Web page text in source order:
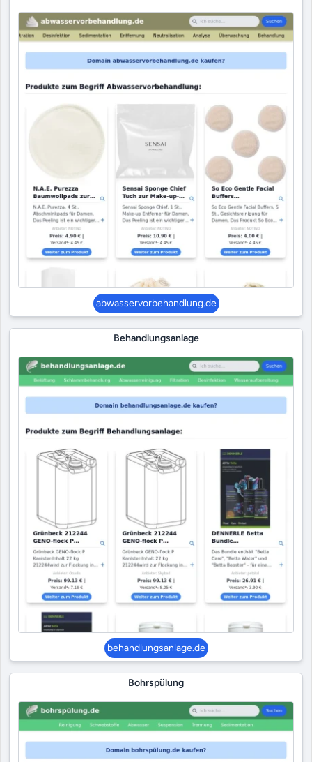
abwasservorbehandlung.de
Behandlungsanlage
behandlungsanlage.de
Bohrspülung